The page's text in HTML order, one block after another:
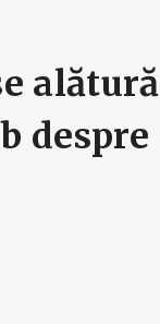
alătură
despre